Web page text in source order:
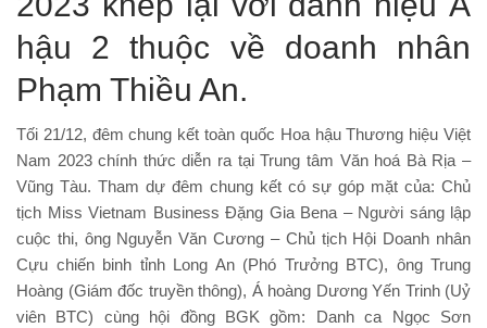
hậu 2 thuộc về doanh nhân
Phạm Thiều An.
Tối 21/12, đêm chung kết toàn quốc Hoa hậu Thương hiệu Việt
Nam 2023 chính thức diễn ra tại Trung tâm Văn hoá Bà Rịa –
Vũng Tàu. Tham dự đêm chung kết có sự góp mặt của: Chủ
tịch Miss Vietnam Business Đặng Gia Bena – Người sáng lập
cuộc thi, ông Nguyễn Văn Cương – Chủ tịch Hội Doanh nhân
Cựu chiến binh tỉnh Long An (Phó Trưởng BTC), ông Trung
Hoàng (Giám đốc truyền thông), Á hoàng Dương Yến Trinh (Uỷ
viên BTC) cùng hội đồng BGK gồm: Danh ca Ngọc Sơn